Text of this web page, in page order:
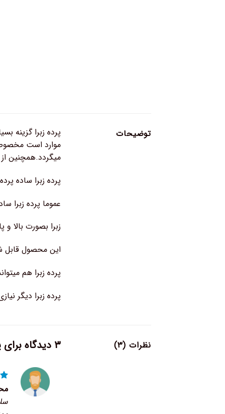
توضیحات
پرده زبرا گزینه
موارد است
میگردد.همچنین از
پرده زبرا ساده
عموما پرده زبرا
زبرا بصورت بالا
این محصول قابل
پرده زبرا هم
پرده زبرا دیگر
نظرات (۳) ۳ دیدگاه برای